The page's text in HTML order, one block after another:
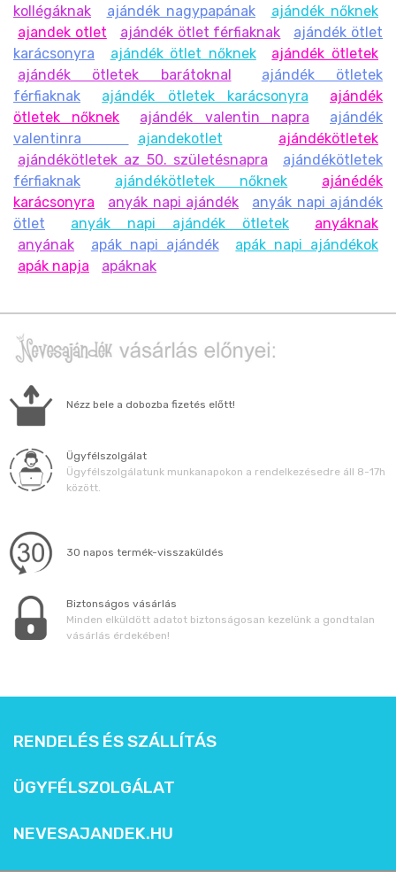
kollégáknak
ajándék nagypapának
ajándék nőknek
ajandek otlet
ajándék ötlet férfiaknak
ajándék ötlet
karácsonyra
ajándék ötlet nőknek
ajándék ötletek
ajándék ötletek barátoknal
ajándék ötletek
férfiaknak
ajándék ötletek karácsonyra
ajándék
ötletek nőknek
ajándék valentin napra
ajándék
valentinra
ajandekotlet
ajándékötletek
ajándékötletek az 50. születésnapra
ajándékötletek
férfiaknak
ajándékötletek nőknek
ajánédék
karácsonyra
anyák napi ajándék
anyák napi ajándék
ötlet
anyák napi ajándék ötletek
anyáknak
anyának
apák napi ajándék
apák napi ajándékok
apák napja
apáknak
Nézz bele a dobozba fizetés előtt!
Ügyfélszolgálat
Ügyfélszolgálatunk munkanapokon a rendelkezésedre áll 8-17h
között.
30 napos termék-visszaküldés
Biztonságos vásárlás
Minden elküldött adatot biztonságosan kezelünk a gondtalan
vásárlás érdekében!
RENDELÉS ÉS SZÁLLÍTÁS
ÜGYFÉLSZOLGÁLAT
NEVESAJANDEK.HU